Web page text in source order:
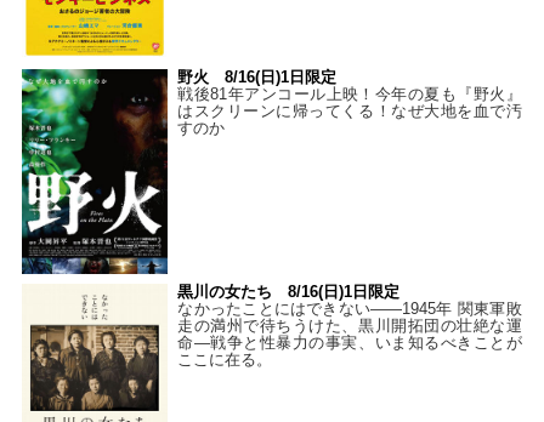
野火 8/16(日)1日限定
戦後81年アンコール上映！今年の夏も『野火』
はスクリーンに帰ってくる！なぜ大地を血で汚
すのか
黒川の女たち 8/16(日)1日限定
なかったことにはできない——1945年 関東軍敗
走の満州で待ちうけた、黒川開拓団の壮絶な運
命―戦争と性暴力の事実、いま知るべきことが
ここに在る。